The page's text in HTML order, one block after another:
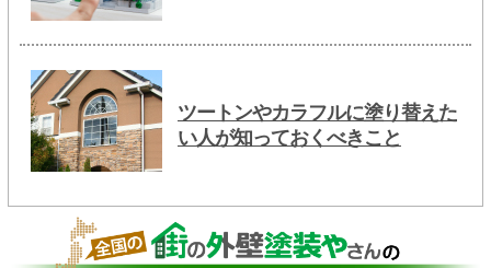
ツートンやカラフルに塗り替えた
い人が知っておくべきこと